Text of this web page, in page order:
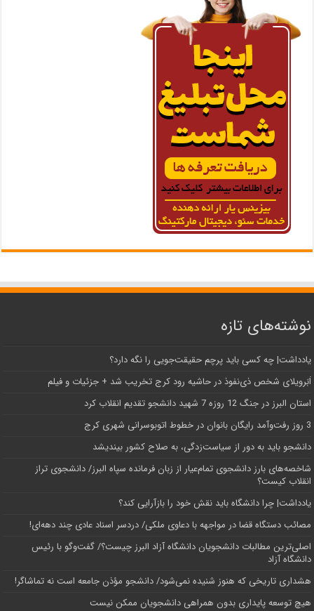
نوشته‌های تازه
یادداشت| ‌چه کسی باید پرچم حقیقت‌جویی را نگه دارد؟
اَبَر‌ویلای شخص ذی‌نفوذ در حاشیه‌ رود کرج تخریب شد + جزئیات و فیلم
استان البرز در جنگ 12 روزه 7 شهید دانشجو تقدیم انقلاب کرد
3 روز رفت‌وآمد رایگان بانوان در خطوط اتوبوسرانی شهری کرج
دانشجو باید به دور از سیاست‌زدگی، به صلاح کشور بیندیشد
شاخصه‌های بارز دانشجوی تمام‌عیار از زبان فرمانده سپاه البرز/ دانشجوی تراز
انقلاب کیست؟
یادداشت| چرا دانشگاه باید نقش خود را بازآرایی کند؟
مصائب دستگاه قضا در مواجهه با دعاوی ملکی/ دردسر اسناد عادی چند‌ دهه‌ای!
اصلی‌ترین مطالبات دانشجویان دانشگاه آزاد البرز چیست؟/ گفت‌وگو با رئیس
دانشگاه آز‌اد
هشداری تاریخی که هنوز شنیده نمی‌شود/ دانشجو مؤذن جامعه است نه تماشاگر!
هیچ توسعه پایداری بدون همراهی دانشجویان ممکن نیست